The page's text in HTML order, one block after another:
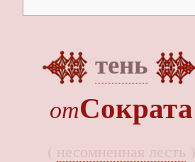
тень
отСократа
( несомненная лесть )